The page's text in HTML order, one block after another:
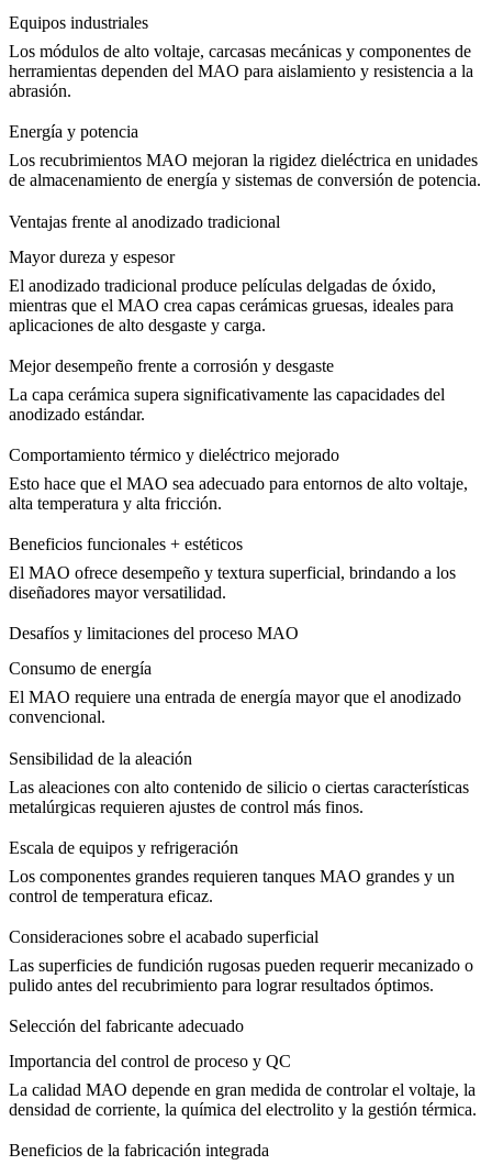
Equipos industriales
Los módulos de alto voltaje, carcasas mecánicas y componentes de
herramientas dependen del MAO para aislamiento y resistencia a la
abrasión.
Energía y potencia
Los recubrimientos MAO mejoran la rigidez dieléctrica en unidades
de almacenamiento de energía y sistemas de conversión de potencia.
Ventajas frente al anodizado tradicional
Mayor dureza y espesor
El anodizado tradicional produce películas delgadas de óxido,
mientras que el MAO crea capas cerámicas gruesas, ideales para
aplicaciones de alto desgaste y carga.
Mejor desempeño frente a corrosión y desgaste
La capa cerámica supera significativamente las capacidades del
anodizado estándar.
Comportamiento térmico y dieléctrico mejorado
Esto hace que el MAO sea adecuado para entornos de alto voltaje,
alta temperatura y alta fricción.
Beneficios funcionales + estéticos
El MAO ofrece desempeño y textura superficial, brindando a los
diseñadores mayor versatilidad.
Desafíos y limitaciones del proceso MAO
Consumo de energía
El MAO requiere una entrada de energía mayor que el anodizado
convencional.
Sensibilidad de la aleación
Las aleaciones con alto contenido de silicio o ciertas características
metalúrgicas requieren ajustes de control más finos.
Escala de equipos y refrigeración
Los componentes grandes requieren tanques MAO grandes y un
control de temperatura eficaz.
Consideraciones sobre el acabado superficial
Las superficies de fundición rugosas pueden requerir mecanizado o
pulido antes del recubrimiento para lograr resultados óptimos.
Selección del fabricante adecuado
Importancia del control de proceso y QC
La calidad MAO depende en gran medida de controlar el voltaje, la
densidad de corriente, la química del electrolito y la gestión térmica.
Beneficios de la fabricación integrada